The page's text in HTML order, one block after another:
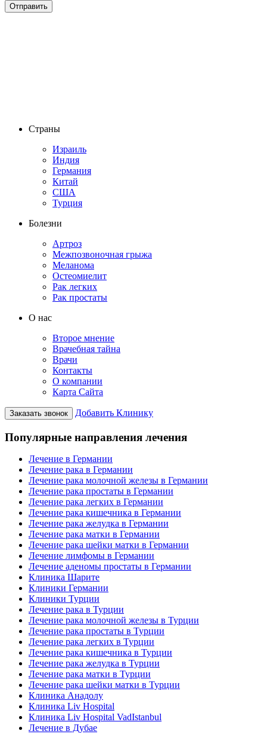
Страны
Израиль
Индия
Германия
Китай
США
Турция
Болезни
Артроз
Межпозвоночная грыжа
Меланома
Остеомиелит
Рак легких
Рак простаты
О нас
Второе мнение
Врачебная тайна
Врачи
Контакты
О компании
Карта Сайта
Заказать звонок Добавить Клинику
Популярные направления лечения
Лечение в Германии
Лечение рака в Германии
Лечение рака молочной железы в Германии
Лечение рака простаты в Германии
Лечение рака легких в Германии
Лечение рака кишечника в Германии
Лечение рака желудка в Германии
Лечение рака матки в Германии
Лечение рака шейки матки в Германии
Лечение лимфомы в Германии
Лечение аденомы простаты в Германии
Клиника Шарите
Клиники Германии
Клиники Турции
Лечение рака в Турции
Лечение рака молочной железы в Турции
Лечение рака простаты в Турции
Лечение рака легких в Турции
Лечение рака кишечника в Турции
Лечение рака желудка в Турции
Лечение рака матки в Турции
Лечение рака шейки матки в Турции
Клиника Анадолу
Клиника Liv Hospital
Клиника Liv Hospital VadIstanbul
Лечение в Дубае